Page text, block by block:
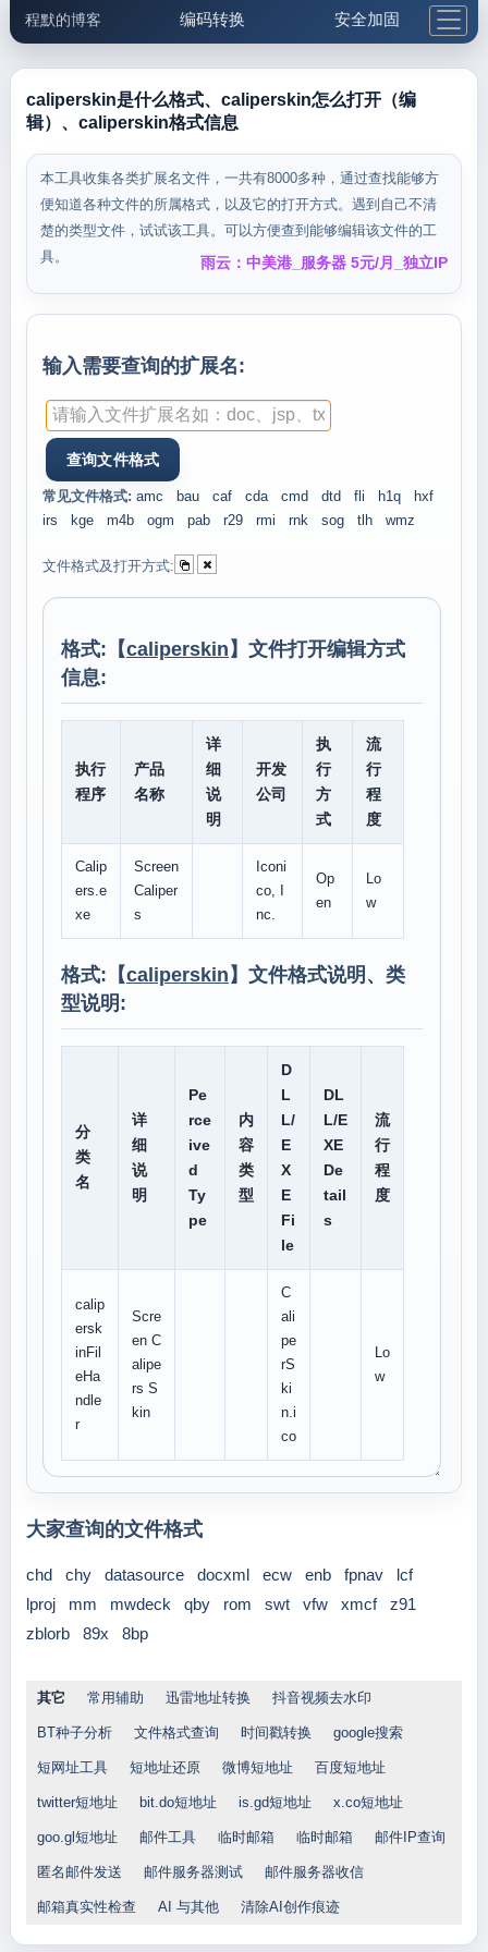
程默的博客 编码转换 安全加固
邮件工具 生活便民 更多工具
5.1支付宝大红包
caliperskin是什么格式、caliperskin怎么打开（编
辑）、caliperskin格式信息
本工具收集各类扩展名文件，一共有8000多种，通过查找能够方
便知道各种文件的所属格式，以及它的打开方式。遇到自己不清
楚的类型文件，试试该工具。可以方便查到能够编辑该文件的工
具。
雨云：中美港_服务器 5元/月_独立IP
输入需要查询的扩展名:
常见文件格式: amc bau caf cda cmd dtd fli h1q
hxf
irs
kge m4b ogm pab r29 rmi rnk sog tlh wmz
文件格式及打开方式:
格式:【caliperskin 】文件打开编辑方式
信息:
执行
程序
产品
名称
详
细
说
明
开发
公司
执
行
方
式
流
行
程
度
Calip
ers.e
xe
Screen
Caliper
s
Iconi
co, I
nc.
Op
en
Lo
w
格式:【caliperskin 】文件格式说明、类
型说明:
分
类
名
详
细
说
明
Pe
rce
ive
d
Ty
pe
内
容
类
型
D
L
L/
E
X
E
Fi
le
DL
L/E
XE
De
tail
s
流
行
程
度
calip
ersk
inFil
eHa
ndle
r
Scre
en C
alipe
rs S
kin
C
ali
pe
rS
ki
n.i
co
Lo
w
大家查询的文件格式
chd chy datasource docxml ecw enb fpnav
lcf
lproj
mm mwdeck qby rom swt vfw xmcf
z91
zblorb
89x 8bp
其它 常用辅助 迅雷地址转换 抖音视频去水印
BT种子分析 文件格式查询 时间戳转换 google搜索
短网址工具 短地址还原 微博短地址 百度短地址
twitter短地址 bit.do短地址 is.gd短地址 x.co短地址
goo.gl短地址 邮件工具 临时邮箱 临时邮箱 邮件IP查询
匿名邮件发送 邮件服务器测试 邮件服务器收信
邮箱真实性检查 AI 与其他 清除AI创作痕迹